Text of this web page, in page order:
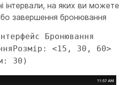
інтервали, на яких ви можете
завершення бронювання
Бронювання
<15, 30, 60>
30)